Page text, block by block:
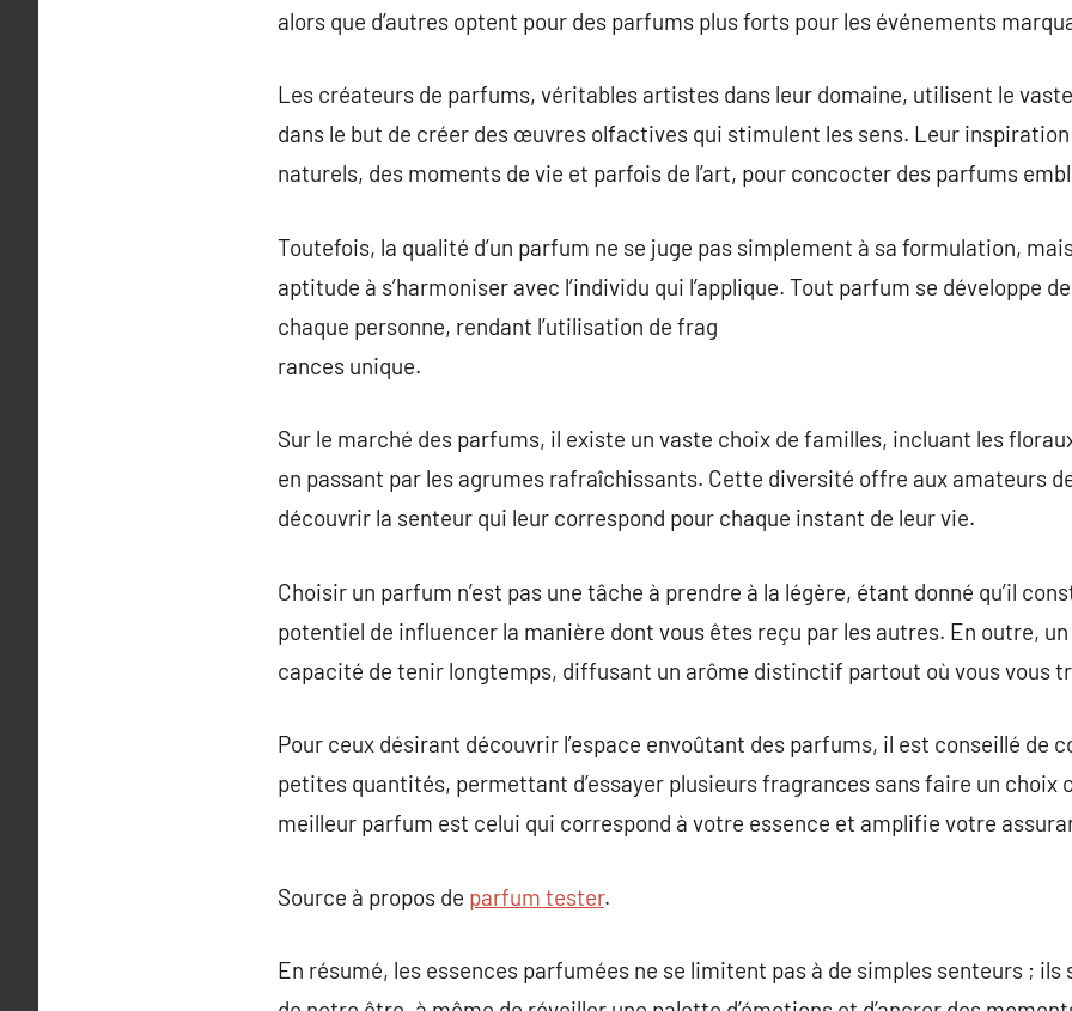
alors que d’autres optent pour des parfums plus forts pour les événements
Les créateurs de parfums, véritables artistes dans leur domaine, utilisent le
dans le but de créer des œuvres olfactives qui stimulent les sens. Leur
naturels, des moments de vie et parfois de l’art, pour concocter des parfums
Toutefois, la qualité d’un parfum ne se juge pas simplement à sa formulation,
aptitude à s’harmoniser avec l’individu qui l’applique. Tout parfum se développe
chaque personne, rendant l’utilisation de frag
rances unique.
Sur le marché des parfums, il existe un vaste choix de familles, incluant les
en passant par les agrumes rafraîchissants. Cette diversité offre aux amateurs
découvrir la senteur qui leur correspond pour chaque instant de leur vie.
Choisir un parfum n’est pas une tâche à prendre à la légère, étant donné qu’il
potentiel de influencer la manière dont vous êtes reçu par les autres. En outre,
capacité de tenir longtemps, diffusant un arôme distinctif partout où vous vous
Pour ceux désirant découvrir l’espace envoûtant des parfums, il est conseillé de
petites quantités, permettant d’essayer plusieurs fragrances sans faire un choix
meilleur parfum est celui qui correspond à votre essence et amplifie votre
Source à propos de parfum tester.
En résumé, les essences parfumées ne se limitent pas à de simples senteurs ;